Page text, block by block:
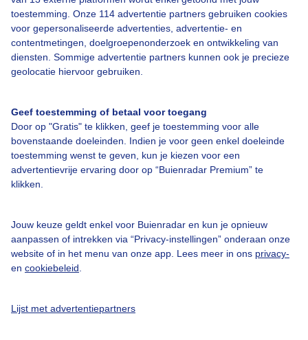
toestemming. Onze 114 advertentie partners gebruiken cookies
voor gepersonaliseerde advertenties, advertentie- en
contentmetingen, doelgroepenonderzoek en ontwikkeling van
diensten. Sommige advertentie partners kunnen ook je precieze
geolocatie hiervoor gebruiken.
Geef toestemming of betaal voor toegang
Door op "Gratis" te klikken, geef je toestemming voor alle
bovenstaande doeleinden. Indien je voor geen enkel doeleinde
toestemming wenst te geven, kun je kiezen voor een
advertentievrije ervaring door op “Buienradar Premium” te
klikken.
Jouw keuze geldt enkel voor Buienradar en kun je opnieuw
aanpassen of intrekken via “Privacy-instellingen” onderaan onze
website of in het menu van onze app. Lees meer in ons privacy-
en cookiebeleid
Lijst met advertentiepartners
Over Buienradar
Bedrijfsgegevens
Veelgestelde vragen
Toegankelijkheid
Gebruikersvoorwaarden
Adverteren
Cookie beleid
Privacy instellingen